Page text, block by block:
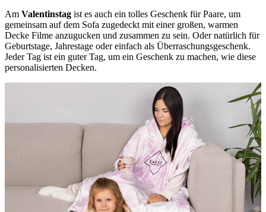
Am Valentinstag ist es auch ein tolles Geschenk für Paare, um
gemeinsam auf dem Sofa zugedeckt mit einer großen, warmen
Decke Filme anzugucken und zusammen zu sein. Oder natürlich für
Geburtstage, Jahrestage oder einfach als Überraschungsgeschenk.
Jeder Tag ist ein guter Tag, um ein Geschenk zu machen, wie diese
personalisierten Decken.